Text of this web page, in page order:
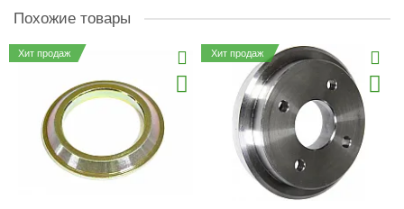
Похожие товары
Хит продаж Хит продаж